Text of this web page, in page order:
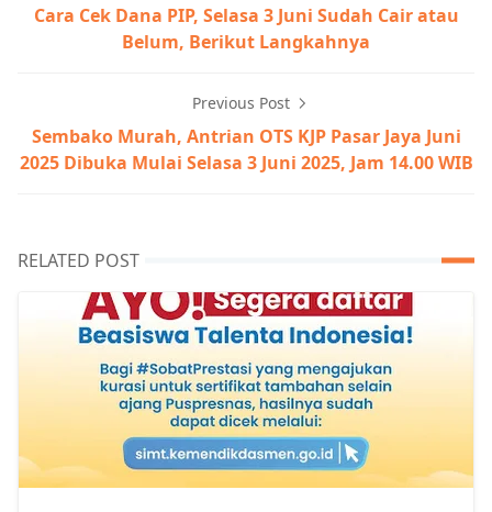
Cara Cek Dana PIP, Selasa 3 Juni Sudah Cair atau
Belum, Berikut Langkahnya
Previous Post
Sembako Murah, Antrian OTS KJP Pasar Jaya Juni
2025 Dibuka Mulai Selasa 3 Juni 2025, Jam 14.00 WIB
RELATED POST